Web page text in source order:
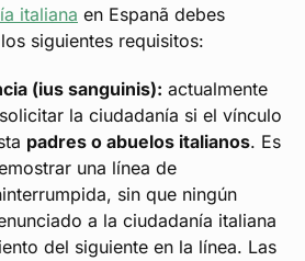
italiana en Espanã debes
siguientes requisitos:
(ius sanguinis): actualmente
la ciudadanía si el vínculo
padres o abuelos italianos. Es
una línea de
sin que ningún
a la ciudadanía italiana
del siguiente en la línea. Las